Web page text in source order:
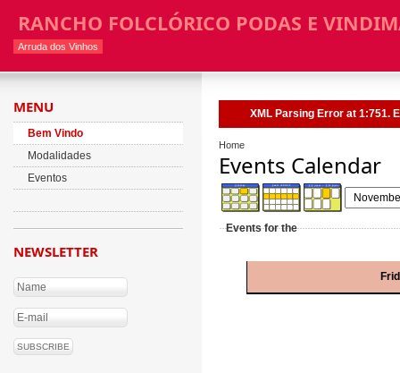
RANCHO FOLCLÓRICO PODAS E
Arruda dos Vinhos
XML Parsing Error at 1:751.
Home
Events Calendar
Events for the
MENU
Bem Vindo
Modalidades
Eventos
NEWSLETTER